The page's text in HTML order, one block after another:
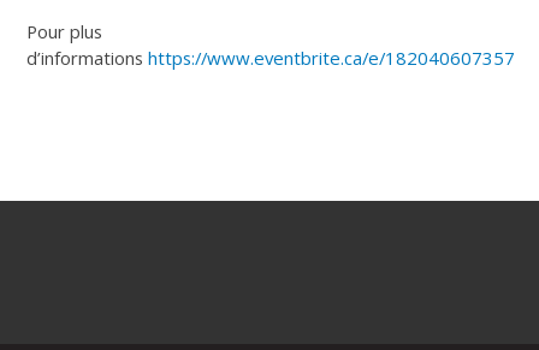
Pour plus
d’informationshttps://www.eventbrite.ca/e/182040607357